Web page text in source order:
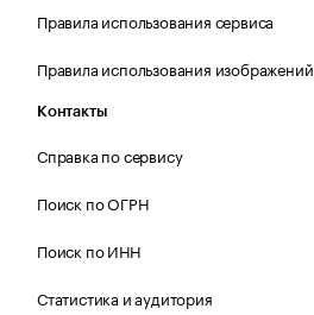
Правила использования сервиса
Правила использования изображений
Контакты
Справка по сервису
Поиск по ОГРН
Поиск по ИНН
Статистика и аудитория